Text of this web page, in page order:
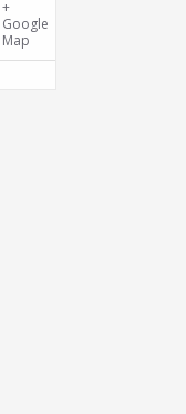
+
Google
Map